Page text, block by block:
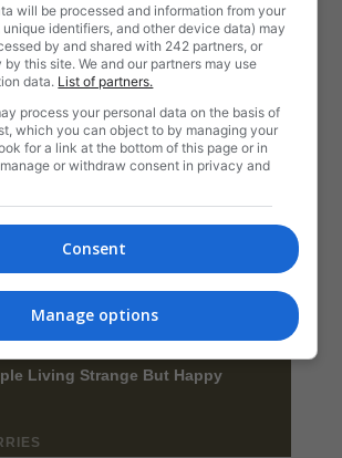
will be processed and information from your
identifiers, and other device data) may
by and shared with 242 partners, or
this site. We and our partners may use
data. List of partners.
process your personal data on the basis of
which you can object to by managing your
for a link at the bottom of this page or in
or withdraw consent in privacy and
Consent
Manage options